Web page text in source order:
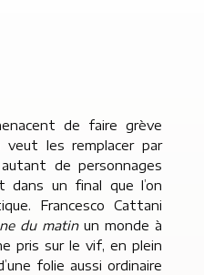
Francesco Cattani
du matinun monde à
pris sur le vif, en plein
folie aussi ordinaire